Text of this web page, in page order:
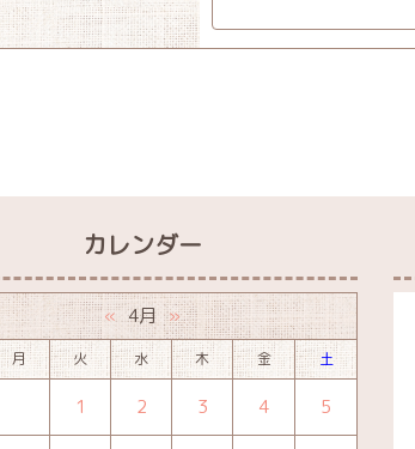
カレンダー
« 4月 »
月 火 水 木 金 土
1 2 3 4 5